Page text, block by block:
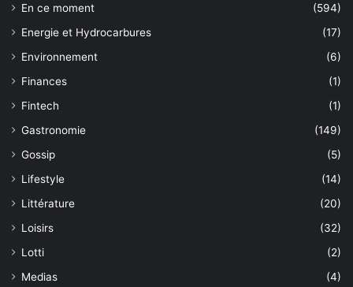
En ce moment
(594)
Energie et Hydrocarbures
(17)
Environnement
(6)
Finances
(1)
Fintech
(1)
Gastronomie
(149)
Gossip
(5)
Lifestyle
(14)
Littérature
(20)
Loisirs
(32)
Lotti
(2)
Medias
(4)